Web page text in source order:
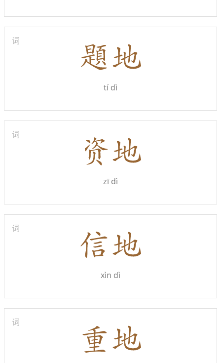
词
tí dì
词
zī dì
词
xìn dì
词